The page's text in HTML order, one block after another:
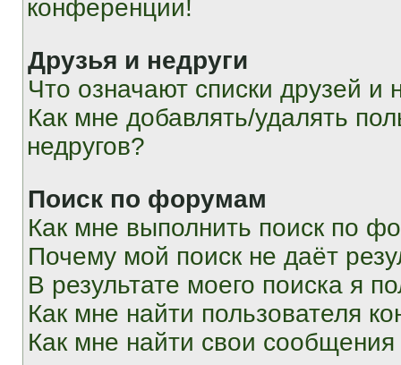
конференции!
Друзья и недруги
Что означают списки друзей и
Как мне добавлять/удалять
недругов?
Поиск по форумам
Как мне выполнить поиск по
Почему мой поиск не даёт
В результате моего поиска я
Как мне найти пользователя
Как мне найти свои